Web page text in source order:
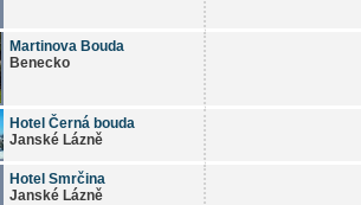
Martinova Bouda
Benecko
Hotel Černá bouda
Janské Lázně
Hotel Smrčina
Janské Lázně